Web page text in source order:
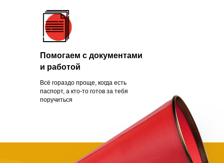
Всё гораздо проще, когда есть
паспорт, а кто-то готов за тебя
поручиться
Помогаем с документами
и работой
Чаще всего это люди, которых
обманули с квартирой, ограбили
на вокзале, выгнали с работы из-
за здоровья или вовремя не дали
нужной поддержки. Постепенно
человек опускает руки.
Становится проще сдаться, чем
говорит статистика, на это нужно
всего полгода. Мы в силах помочь
нуждающимся, просто нужно